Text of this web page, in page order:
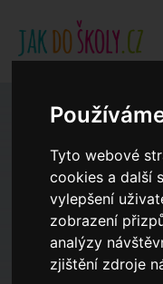
Tyto webové
cookies a další
vylepšení
zobrazení
analýzy
zjištění zdroje